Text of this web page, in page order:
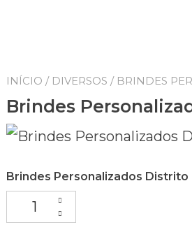
INÍCIO / DIVERSOS / BRINDES
Brindes
Brindes Personalizados Distrito
Brindes Personalizados Distrito